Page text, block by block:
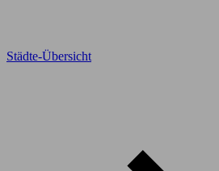
Städte-Übersicht